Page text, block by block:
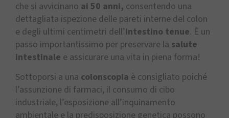
che si avvicinano ai 50 anni, consentendo una
dettagliata ispezione delle pareti interne del colon
e degli ultimi centimetri dell’intestino tenue. È un
passo importantissimo per preservare la salute
intestinale e assicurare una vita in piena forma!
Sottoporsi a una colonscopia è consigliato poiché
l’assunzione di farmaci, il consumo di cibo
industriale, l’esposizione all’inquinamento
ambientale e la predisposizione genetica possono